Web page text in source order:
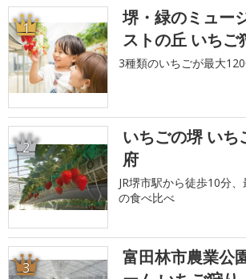
1
堺・緑のミュー
ストの丘 いちご
3種類のいちごが最大
2
いちごの堺 いち
府
JR堺市駅から徒歩10分
の食べ比べ
3
富田林市農業公